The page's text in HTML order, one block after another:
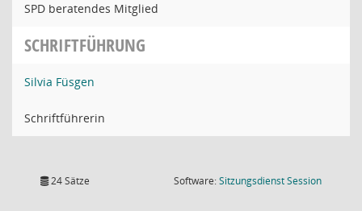
SPD beratendes Mitglied
SCHRIFTFÜHRUNG
Silvia Füsgen
Schriftführerin
24 Sätze Software:SitzungsdienstSession(Wird in